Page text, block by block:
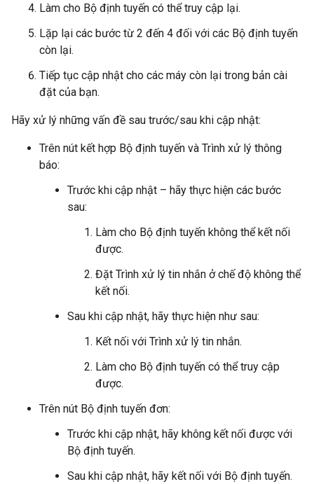
Làm cho Bộ định tuyến có thể truy cập lại.
Lặp lại các bước từ 2 đến 4 đối với các Bộ định tuyến
còn lại.
Tiếp tục cập nhật cho các máy còn lại trong bản cài
đặt của bạn.
Hãy xử lý những vấn đề sau trước/sau khi cập nhật:
Trên nút kết hợp Bộ định tuyến và Trình xử lý thông
báo:
Trước khi cập nhật – hãy thực hiện các bước
sau:
Làm cho Bộ định tuyến không thể kết nối
được.
Đặt Trình xử lý tin nhắn ở chế độ không thể
kết nối.
Sau khi cập nhật, hãy thực hiện như sau:
Kết nối với Trình xử lý tin nhắn.
Làm cho Bộ định tuyến có thể truy cập
được.
Trên nút Bộ định tuyến đơn:
Trước khi cập nhật, hãy không kết nối được với
Bộ định tuyến.
Sau khi cập nhật, hãy kết nối với Bộ định tuyến.